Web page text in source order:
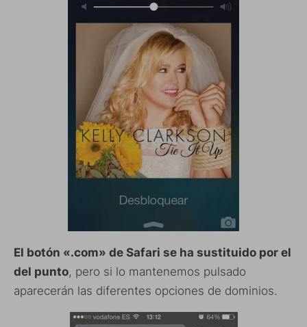
El botón «.com» de Safari se ha sustituido por el
del punto, pero si lo mantenemos pulsado
aparecerán las diferentes opciones de dominios.